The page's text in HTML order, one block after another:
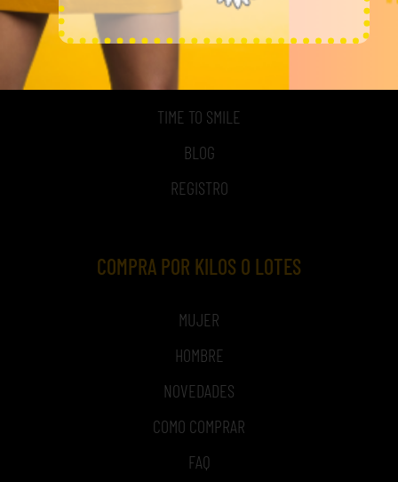
ACCESO A MI CUENTA
TIME TO SMILE
BLOG
REGISTRO
COMPRA POR KILOS O LOTES
MUJER
HOMBRE
NOVEDADES
COMO COMPRAR
FAQ